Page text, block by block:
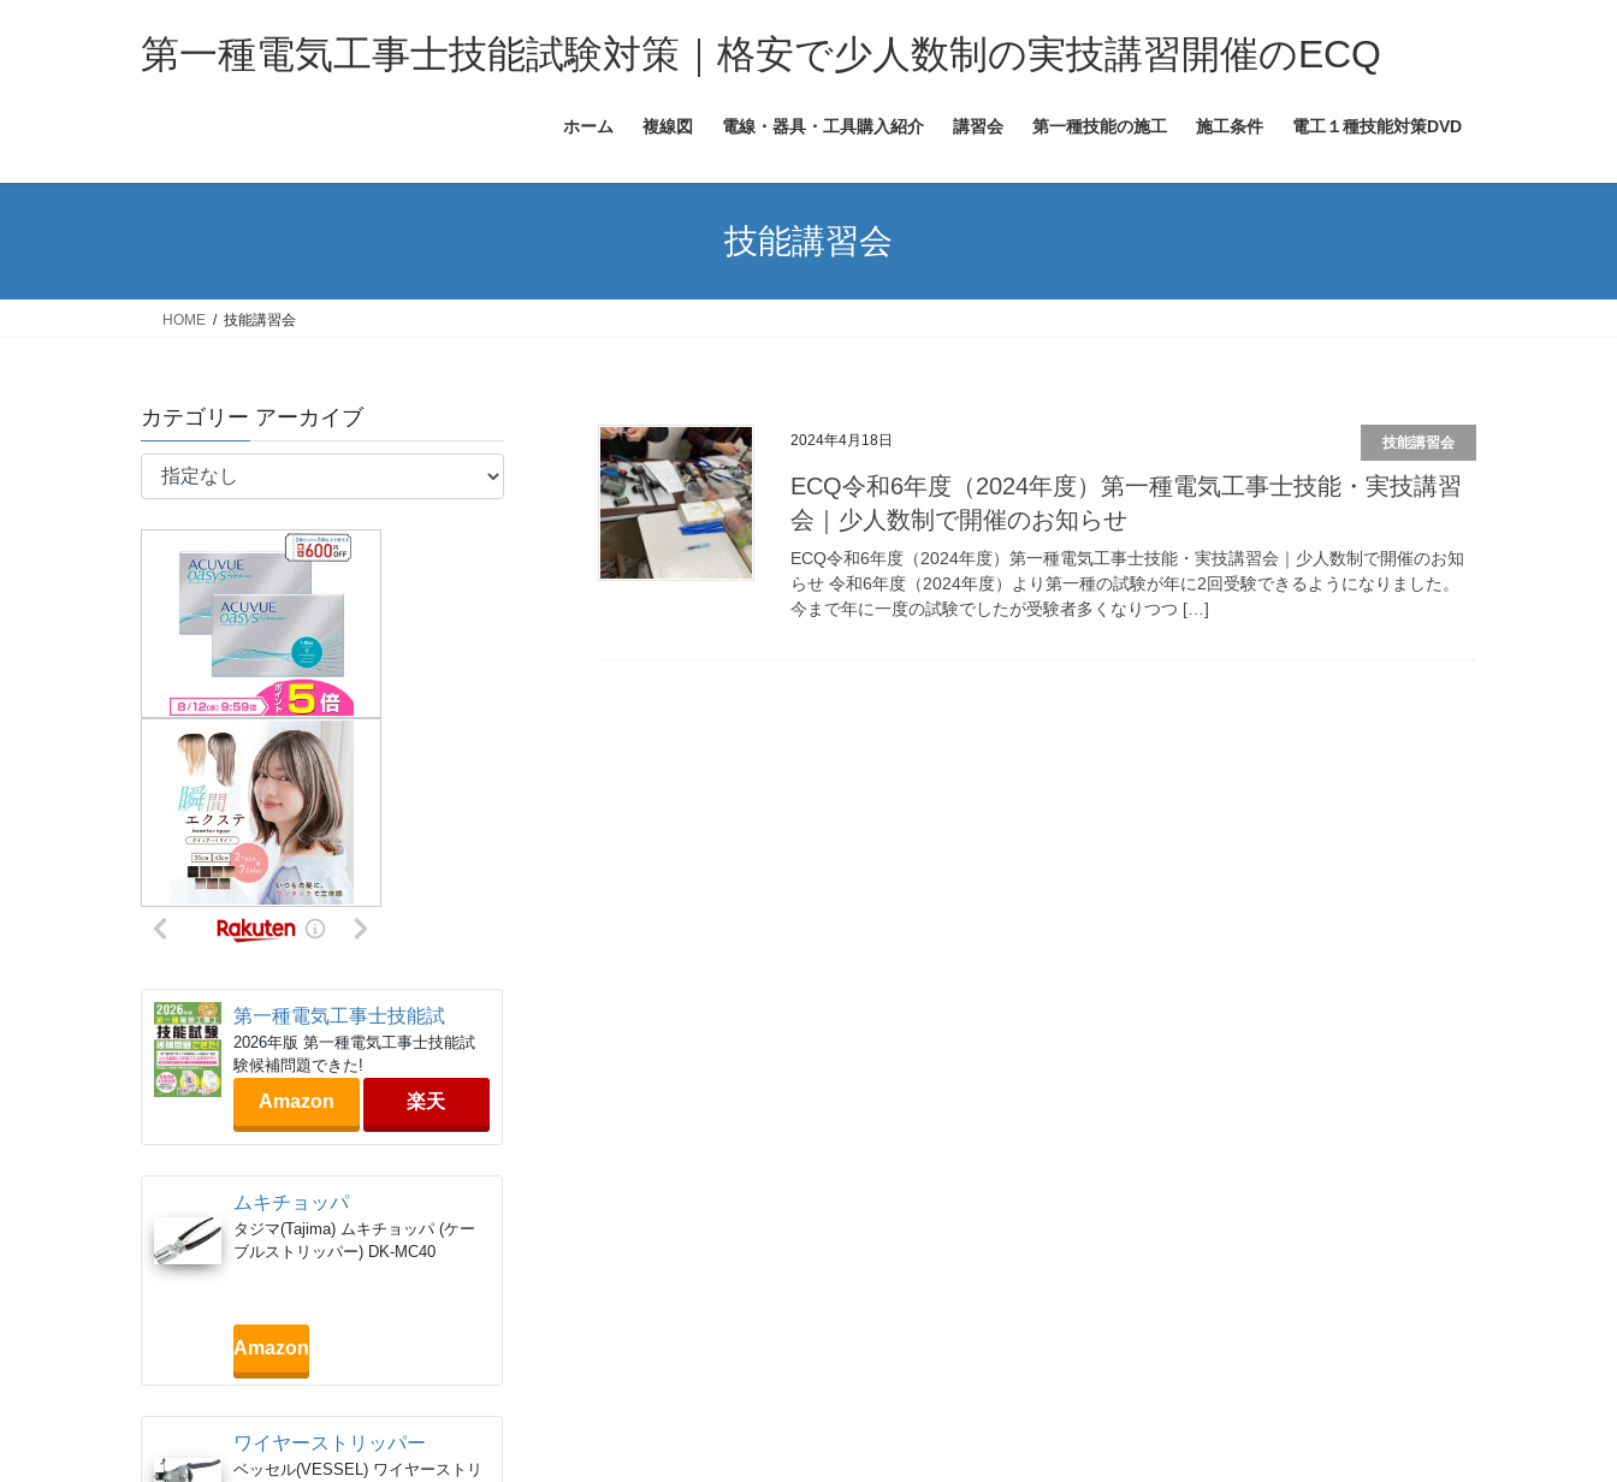
ス
ン
第一種電気工事士技能試験対策｜格安で少人数制の実技講習開催のECQ
ホーム 複線図 電線・器具・工具購入紹介 講習会 第一種技能の施工 施工条件 電工１種技能対策DVD
技能講習会
HOME 技能講習会
2024年4月18日 技能講習会
ECQ令和6年度（2024年度）第一種電気工事士技能・実技講習
会｜少人数制で開催のお知らせ
ECQ令和6年度（2024年度）第一種電気工事士技能・実技講習会｜少人数制で開催のお知
らせ 令和6年度（2024年度）より第一種の試験が年に2回受験できるようになりました。
今まで年に一度の試験でしたが受験者多くなりつつ […]
カテゴリー アーカイブ
第一種電気工事士技能試
2026年版 第一種電気工事士技能試
験候補問題できた!
Amazon 楽天
ムキチョッパ
タジマ(Tajima) ムキチョッパ (ケー
ブルストリッパー) DK-MC40
Amazon
ワイヤーストリッパー
ベッセル(VESSEL) ワイヤーストリ